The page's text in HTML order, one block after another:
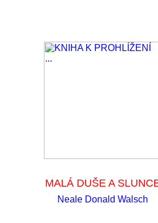
MALÁ DUŠE A
Neale Donald Walsch